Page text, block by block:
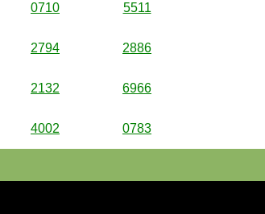
0710 5511
2794 2886
2132 6966
4002 0783